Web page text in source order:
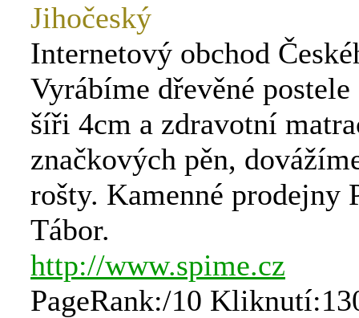
Jihočeský
Internetový obchod
Vyrábíme dřevěné
šíři 4cm a zdravotní
značkových pěn,
rošty. Kamenné prodejny
Tábor.
http://www.spime.cz
PageRank:/10